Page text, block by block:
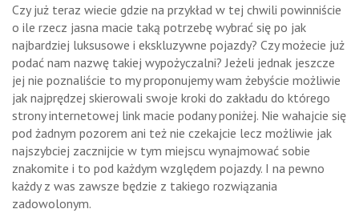
Czy już teraz wiecie gdzie na przykład w tej chwili powinniście
o ile rzecz jasna macie taką potrzebę wybrać się po jak
najbardziej luksusowe i ekskluzywne pojazdy? Czy możecie już
podać nam nazwę takiej wypożyczalni? Jeżeli jednak jeszcze
jej nie poznaliście to my proponujemy wam żebyście możliwie
jak najprędzej skierowali swoje kroki do zakładu do którego
strony internetowej link macie podany poniżej. Nie wahajcie się
pod żadnym pozorem ani też nie czekajcie lecz możliwie jak
najszybciej zacznijcie w tym miejscu wynajmować sobie
znakomite i to pod każdym względem pojazdy. I na pewno
każdy z was zawsze będzie z takiego rozwiązania
zadowolonym.